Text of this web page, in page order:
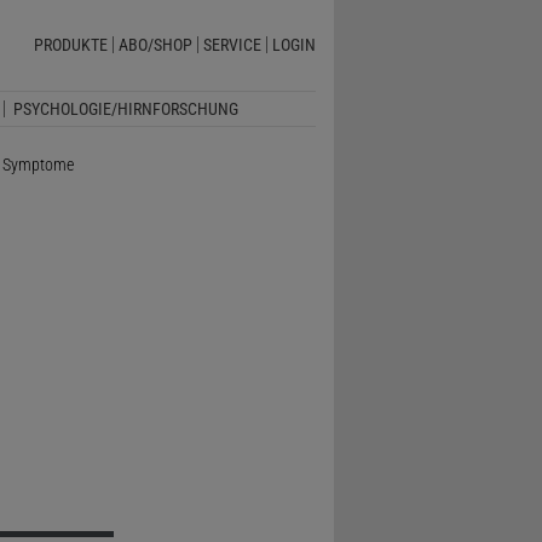
PRODUKTE ABO/SHOP SERVICE LOGIN
PSYCHOLOGIE/HIRNFORSCHUNG